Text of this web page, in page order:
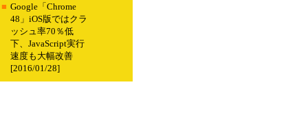
■ Google「Chrome
48」iOS版ではクラ
ッシュ率70％低
下、JavaScript実行
速度も大幅改善
[2016/01/28]